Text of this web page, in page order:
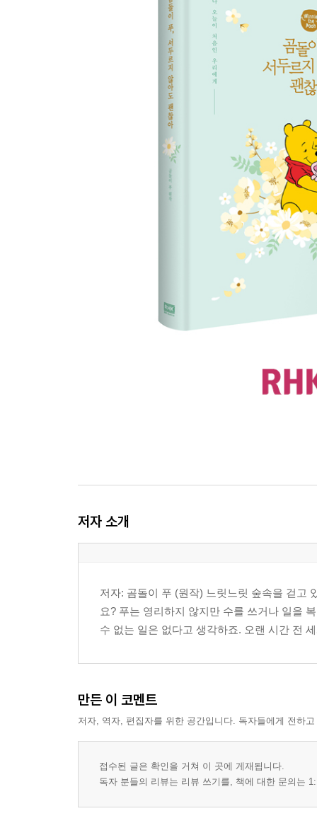
저자 소개
저자: 곰돌이 푸 (원작) 느릿느릿 숲속을 걷고
요? 푸는 영리하지 않지만 수를 쓰거나 일을
수 없는 일은 없다고 생각하죠. 오랜 시간 전
만든 이 코멘트
저자, 역자, 편집자를 위한 공간입니다. 독자들에게 전하
접수된 글은 확인을 거쳐 이 곳에 게재됩니다.
독자 분들의 리뷰는 리뷰 쓰기를, 책에 대한 문의는